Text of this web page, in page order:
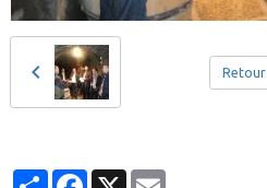
Retour
PartagerFacebook
X